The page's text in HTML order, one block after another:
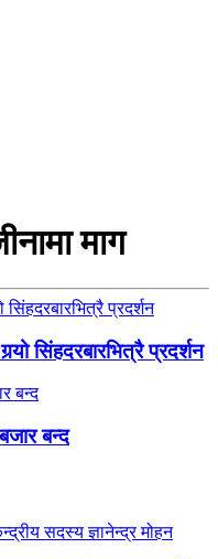
माग
सिंहदरबारभित्रै प्रदर्शन
बन्द
सदस्य ज्ञानेन्द्र मोहन